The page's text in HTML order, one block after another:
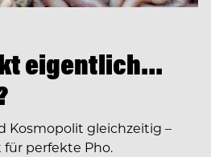
eigentlich…
Kosmopolit gleichzeitig –
perfekte Pho.